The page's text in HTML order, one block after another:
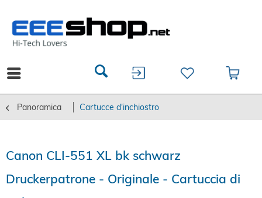
Panoramica Cartucce d'inchiostro
Canon CLI-551 XL bk schwarz
Druckerpatrone - Originale - Cartuccia di